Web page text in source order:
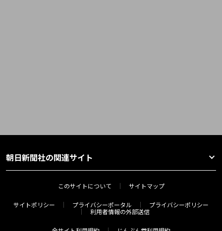
朝日新聞社の関連サイト
このサイトについて サイトマップ
サイトポリシー プライバシーポータル
プライバシーポリシー
利用者情報の外部送信